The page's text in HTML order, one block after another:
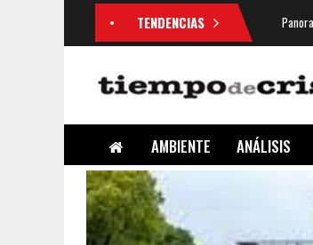
TENDENCIAS
AMBIENTE ANÁLISIS